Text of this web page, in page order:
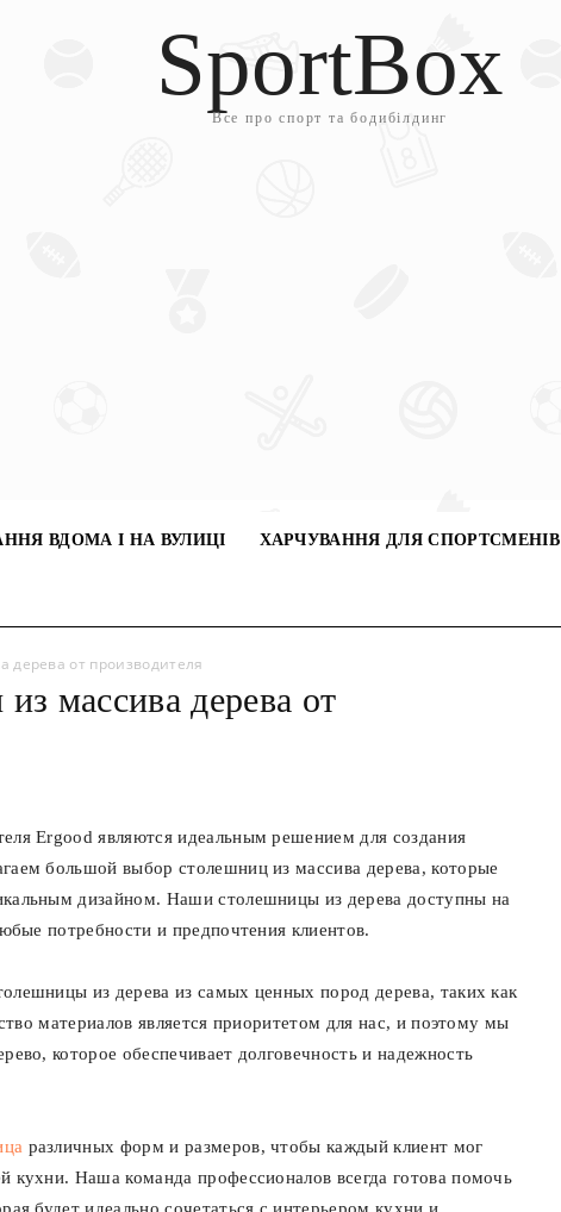
SportBox
Все про спорт та бодибілдинг
ВДОМА І НА ВУЛИЦІ ХАРЧУВАННЯ ДЛЯ СПОРТСМЕНІВ
дерева от производителя
массива дерева от
Ergood являются идеальным решением для создания
большой выбор столешниц из массива дерева, которые
дизайном. Наши столешницы из дерева доступны на
потребности и предпочтения клиентов.
из дерева из самых ценных пород дерева, таких как
материалов является приоритетом для нас, и поэтому мы
которое обеспечивает долговечность и надежность
различных форм и размеров, чтобы каждый клиент мог
кухни. Наша команда профессионалов всегда готова помочь